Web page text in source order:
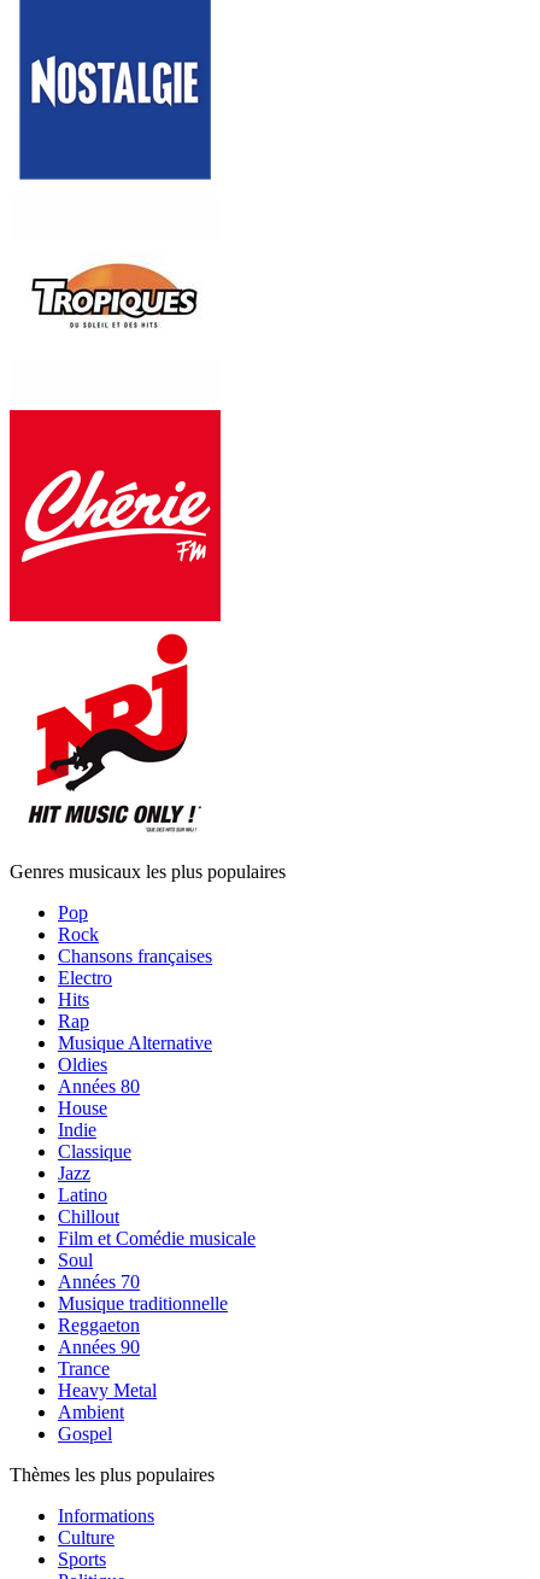
Genres musicaux les plus populaires
Pop
Rock
Chansons françaises
Electro
Hits
Rap
Musique Alternative
Oldies
Années 80
House
Indie
Classique
Jazz
Latino
Chillout
Film et Comédie musicale
Soul
Années 70
Musique traditionnelle
Reggaeton
Années 90
Trance
Heavy Metal
Ambient
Gospel
Thèmes les plus populaires
Informations
Culture
Sports